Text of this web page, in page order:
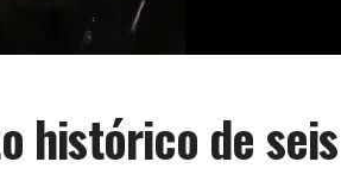
histórico de seis